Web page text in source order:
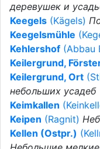
деревушек и
Keegels (Kägels)
Keegelsmühle
Kehlershof (Abbau
Keilergrund,
Keilergrund, Ort
небольших усадеб
Keimkallen
Keipen (Ragnit)
Kellen (Ostpr.)